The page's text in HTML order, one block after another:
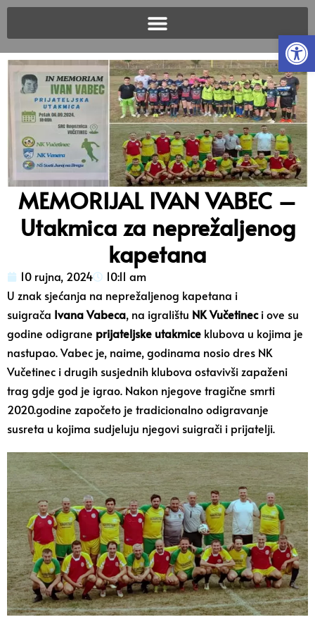
MEMORIJAL IVAN VABEC –
Utakmica za neprežaljenog
kapetana
10 rujna, 2024
10:11 am
U znak sjećanja na neprežaljenog kapetana i
suigrača Ivana Vabeca, na igralištu NK Vučetineci ove su
godine odigrane prijateljske utakmice klubova u kojima je
nastupao. Vabec je, naime, godinama nosio dres NK
Vučetinec i drugih susjednih klubova ostavivši zapaženi
trag gdje god je igrao. Nakon njegove tragične smrti
2020.godine započeto je tradicionalno odigravanje
susreta u kojima sudjeluju njegovi suigrači i prijatelji.